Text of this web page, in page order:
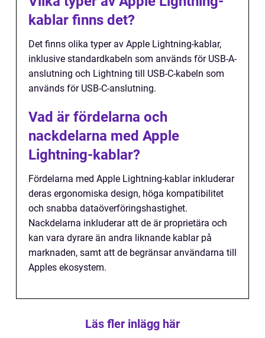
kablar finns det?
Det finns olika typer av Apple Lightning-kablar,
inklusive standardkabeln som används för USB-A-
anslutning och Lightning till USB-C-kabeln som
används för USB-C-anslutning.
Vad är fördelarna och
nackdelarna med Apple
Lightning-kablar?
Fördelarna med Apple Lightning-kablar inkluderar
deras ergonomiska design, höga kompatibilitet
och snabba dataöverföringshastighet.
Nackdelarna inkluderar att de är proprietära och
kan vara dyrare än andra liknande kablar på
marknaden, samt att de begränsar användarna till
Apples ekosystem.
Läs fler inlägg här